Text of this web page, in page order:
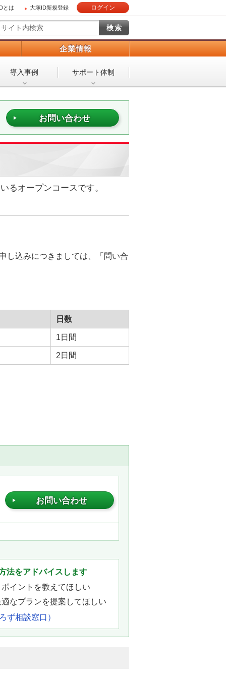
とは 大塚ID新規登録 ログイン
企業情報
導入事例 サポート体制
お問い合わせ
るオープンコースです。
し込みにつきましては、「問い合
日数
1日間
2日間
お問い合わせ
法をアドバイスします
イントを教えてほしい
なプランを提案してほしい
ず相談窓口）